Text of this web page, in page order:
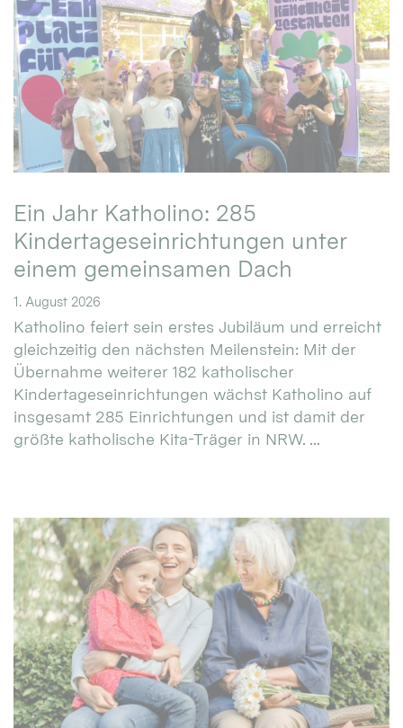
Ein Jahr Katholino: 285
Kindertageseinrichtungen unter
einem gemeinsamen Dach
1. August 2026
Katholino feiert sein erstes Jubiläum und erreicht
gleichzeitig den nächsten Meilenstein: Mit der
Übernahme weiterer 182 katholischer
Kindertageseinrichtungen wächst Katholino auf
insgesamt 285 Einrichtungen und ist damit der
größte katholische Kita-Träger in NRW. ...